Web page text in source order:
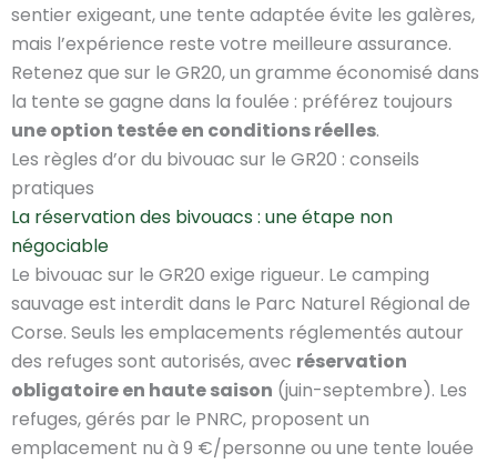
sentier exigeant, une tente adaptée évite les galères,
mais l’expérience reste votre meilleure assurance.
Retenez que sur le GR20, un gramme économisé dans
la tente se gagne dans la foulée : préférez toujours
une option testée en conditions réelles.
Les règles d’or du bivouac sur le GR20 : conseils
pratiques
La réservation des bivouacs : une étape non
négociable
Le bivouac sur le GR20 exige rigueur. Le camping
sauvage est interdit dans le Parc Naturel Régional de
Corse. Seuls les emplacements réglementés autour
des refuges sont autorisés, avec réservation
obligatoire en haute saison (juin-septembre). Les
refuges, gérés par le PNRC, proposent un
emplacement nu à 9 €/personne ou une tente louée